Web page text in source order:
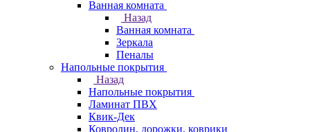
Ванная комната
Назад
Ванная комната
Зеркала
Пеналы
Напольные покрытия
Назад
Напольные покрытия
Ламинат ПВХ
Квик-Дек
Ковролин, дорожки, коврики